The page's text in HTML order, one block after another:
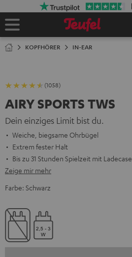
Startseite
KOPFHÖRER IN-EAR
(1058)
AIRY SPORTS TWS
Dein einziges Limit bist du.
Weiche, biegsame Ohrbügel
Extrem fester Halt
Bis zu 31 Stunden Spielzeit mit Ladecase
Zeige mir mehr
Farbe: Schwarz